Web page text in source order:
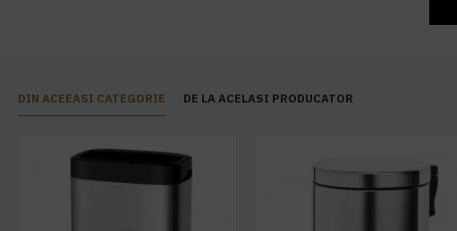
DIN ACEEASI CATEGORIE DE LA ACELASI PRODUCATOR